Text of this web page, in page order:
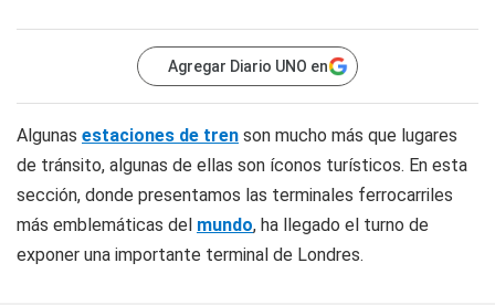
Agregar Diario UNO en
Algunas estaciones de tren son mucho más que lugares
de tránsito, algunas de ellas son íconos turísticos. En esta
sección, donde presentamos las terminales ferrocarriles
más emblemáticas del mundo, ha llegado el turno de
exponer una importante terminal de Londres.